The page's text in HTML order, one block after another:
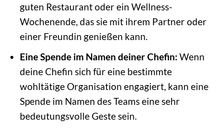
guten Restaurant oder ein Wellness-
Wochenende, das sie mit ihrem Partner oder
einer Freundin genießen kann.
Eine Spende im Namen deiner Chefin: Wenn
deine Chefin sich für eine bestimmte
wohltätige Organisation engagiert, kann eine
Spende im Namen des Teams eine sehr
bedeutungsvolle Geste sein.